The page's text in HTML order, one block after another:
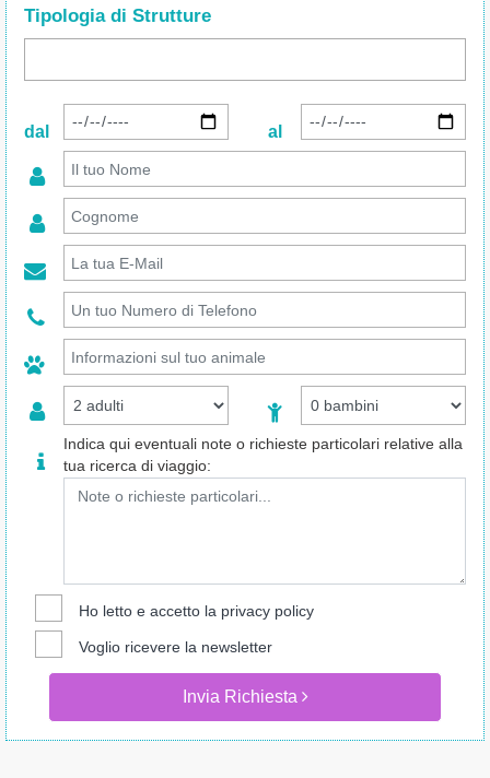
Tipologia di Strutture
dal al
Indica qui eventuali note o richieste particolari relative alla
tua ricerca di viaggio:
Ho letto e accetto la privacy policy
Voglio ricevere la newsletter
Invia Richiesta